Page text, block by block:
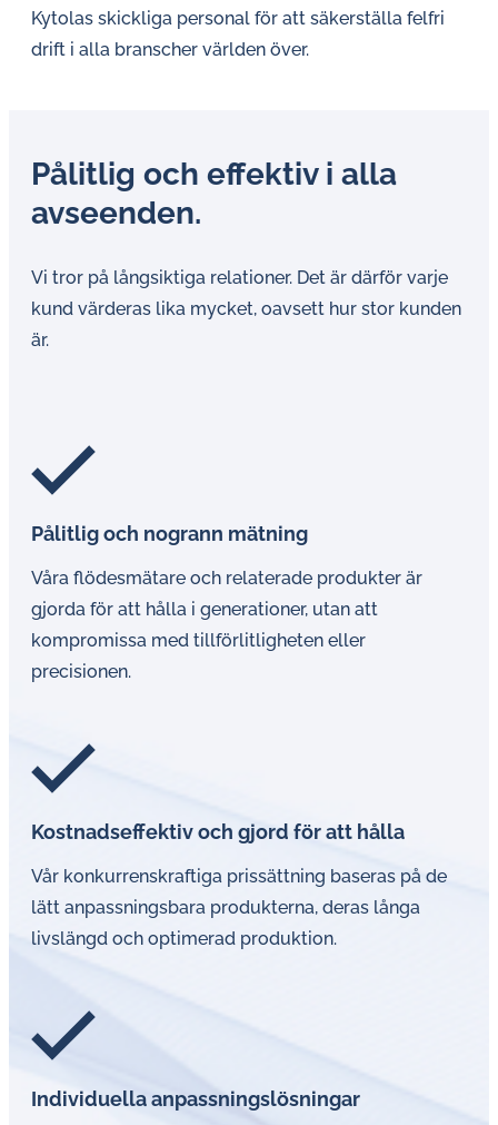
Kytolas skickliga personal för att säkerställa felfri
drift i alla branscher världen över.
Pålitlig och effektiv i alla
avseenden.
Vi tror på långsiktiga relationer. Det är därför varje
kund värderas lika mycket, oavsett hur stor kunden
är.
Pålitlig och nogrann mätning
Våra flödesmätare och relaterade produkter är
gjorda för att hålla i generationer, utan att
kompromissa med tillförlitligheten eller
precisionen.
Kostnadseffektiv och gjord för att hålla
Vår konkurrenskraftiga prissättning baseras på de
lätt anpassningsbara produkterna, deras långa
livslängd och optimerad produktion.
Individuella anpassningslösningar